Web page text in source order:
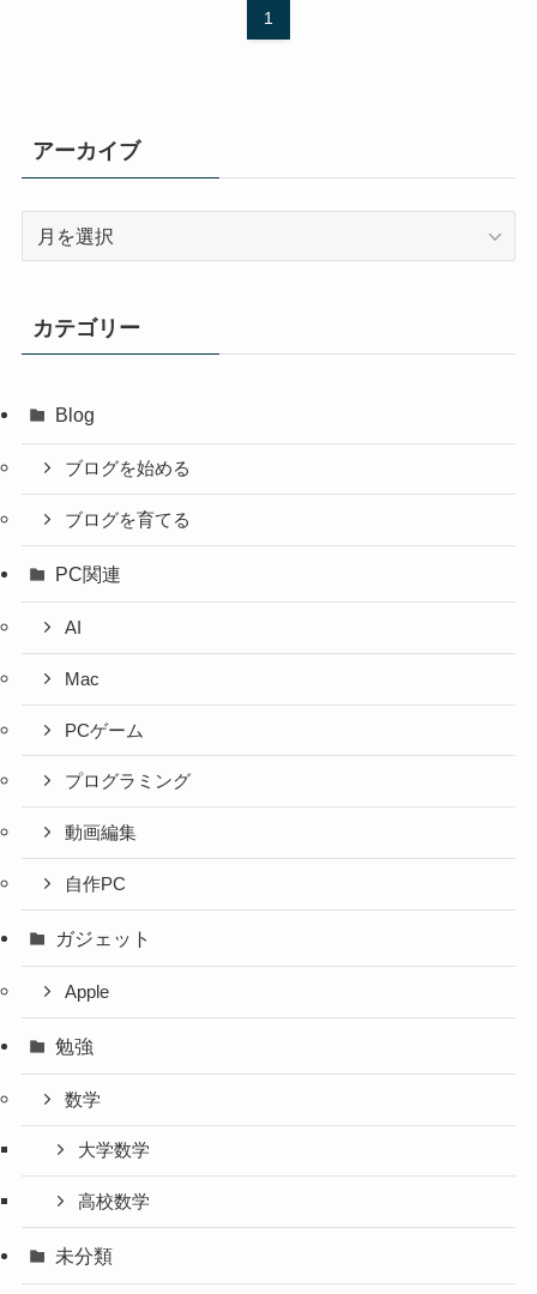
1
アーカイブ
ブ
カテゴリー
Blog
ブログを始める
ブログを育てる
PC関連
AI
Mac
PCゲーム
プログラミング
動画編集
自作PC
ガジェット
Apple
勉強
数学
大学数学
高校数学
未分類